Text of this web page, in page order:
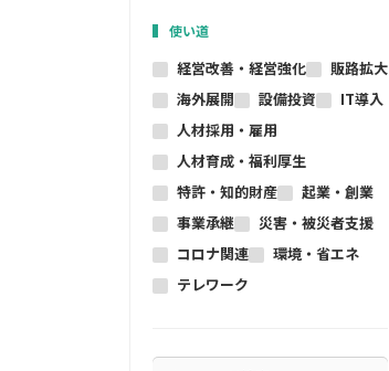
使い道
経営改善・経営強化
販路拡大
海外展開
設備投資
IT導入
人材採用・雇用
人材育成・福利厚生
特許・知的財産
起業・創業
事業承継
災害・被災者支援
コロナ関連
環境・省エネ
テレワーク